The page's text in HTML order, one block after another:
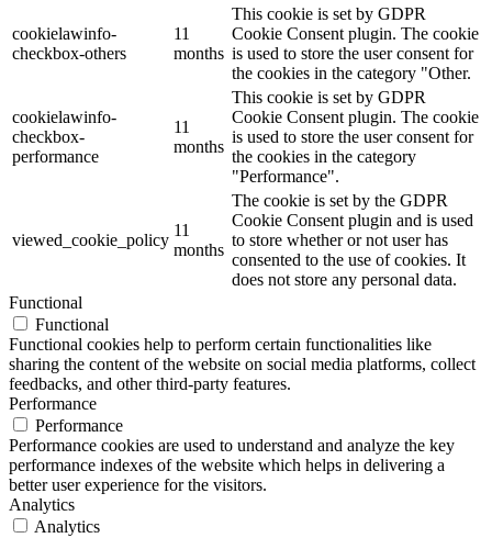
cookielawinfo-
checkbox-others
11
months
This cookie is set by GDPR
Cookie Consent plugin. The cookie
is used to store the user consent for
the cookies in the category "Other.
cookielawinfo-
checkbox-
performance
11
months
This cookie is set by GDPR
Cookie Consent plugin. The cookie
is used to store the user consent for
the cookies in the category
"Performance".
viewed_cookie_policy
11
months
The cookie is set by the GDPR
Cookie Consent plugin and is used
to store whether or not user has
consented to the use of cookies. It
does not store any personal data.
Functional
Functional
Functional cookies help to perform certain functionalities like
sharing the content of the website on social media platforms, collect
feedbacks, and other third-party features.
Performance
Performance
Performance cookies are used to understand and analyze the key
performance indexes of the website which helps in delivering a
better user experience for the visitors.
Analytics
Analytics